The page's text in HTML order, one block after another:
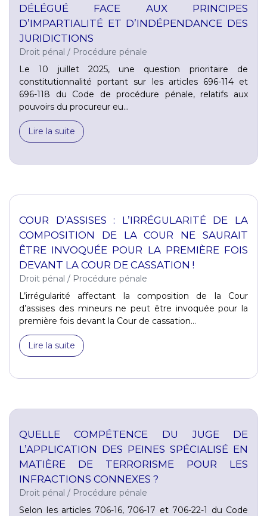
DÉLÉGUÉ FACE AUX PRINCIPES
D’IMPARTIALITÉ ET D’INDÉPENDANCE DES
JURIDICTIONS
Droit pénal / Procédure pénale
Le 10 juillet 2025, une question prioritaire de
constitutionnalité portant sur les articles 696-114 et
696-118 du Code de procédure pénale, relatifs aux
pouvoirs du procureur eu...
Lire la suite
COUR D’ASSISES : L’IRRÉGULARITÉ DE LA
COMPOSITION DE LA COUR NE SAURAIT
ÊTRE INVOQUÉE POUR LA PREMIÈRE FOIS
DEVANT LA COUR DE CASSATION !
Droit pénal / Procédure pénale
L’irrégularité affectant la composition de la Cour
d’assises des mineurs ne peut être invoquée pour la
première fois devant la Cour de cassation...
Lire la suite
QUELLE COMPÉTENCE DU JUGE DE
L’APPLICATION DES PEINES SPÉCIALISÉ EN
MATIÈRE DE TERRORISME POUR LES
INFRACTIONS CONNEXES ?
Droit pénal / Procédure pénale
Selon les articles 706-16, 706-17 et 706-22-1 du Code